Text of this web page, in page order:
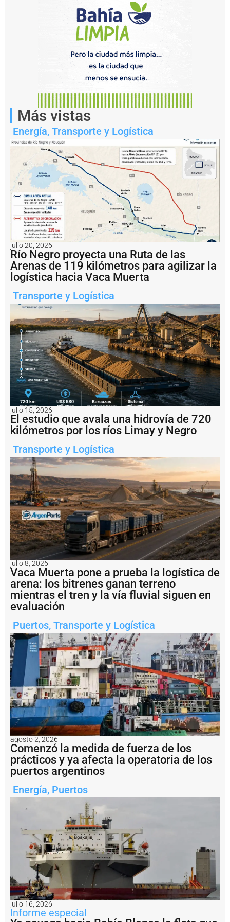
Notas
relacionadas
E
n
f
t
:
e
l
G
o
a
r
F
u
ji
a
c
e
l
e
r
s
u
t
r
a
n
s
f
o
r
m
a
c
i
ó
n
e
n
C
h
i
n
a
r
u
m
b
o
p
r
o
y
e
c
t
o
a
r
e
n
F
u
e
o
Más vistas
Energía, Transporte y Logística
julio 20, 2026
Río Negro proyecta una Ruta de las
Arenas de 119 kilómetros para agilizar la
logística hacia Vaca Muerta
Transporte y Logística
julio 15, 2026
El estudio que avala una hidrovía de 720
kilómetros por los ríos Limay y Negro
Transporte y Logística
julio 8, 2026
Vaca Muerta pone a prueba la logística de
arena: los bitrenes ganan terreno
mientras el tren y la vía fluvial siguen en
evaluación
Puertos, Transporte y Logística
agosto 2, 2026
Comenzó la medida de fuerza de los
prácticos y ya afecta la operatoria de los
puertos argentinos
Energía, Puertos
julio 16, 2026
Informe especial